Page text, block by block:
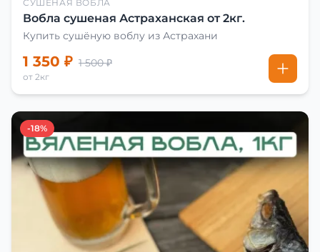
СУШЁНАЯ ВОБЛА
Вобла сушеная Астраханская от 2кг.
Купить сушёную воблу из Астрахани
1 350 ₽ 1 500 ₽
от 2кг
-18%